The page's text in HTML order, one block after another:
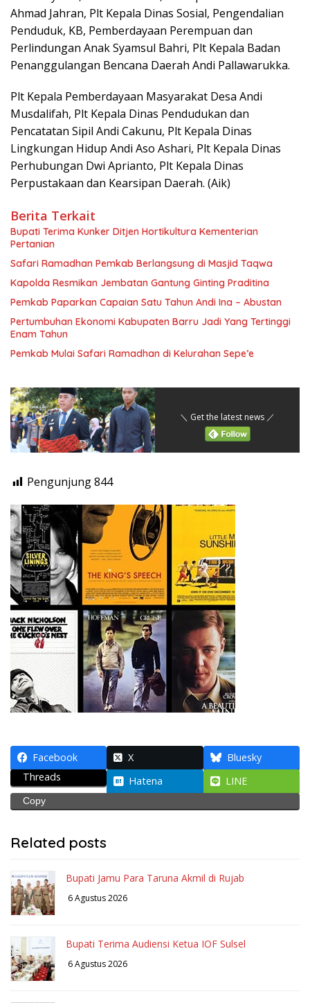
Ahmad Jahran, Plt Kepala Dinas Sosial, Pengendalian
Penduduk, KB, Pemberdayaan Perempuan dan
Perlindungan Anak Syamsul Bahri, Plt Kepala Badan
Penanggulangan Bencana Daerah Andi Pallawarukka.
Plt Kepala Pemberdayaan Masyarakat Desa Andi
Musdalifah, Plt Kepala Dinas Pendudukan dan
Pencatatan Sipil Andi Cakunu, Plt Kepala Dinas
Lingkungan Hidup Andi Aso Ashari, Plt Kepala Dinas
Perhubungan Dwi Aprianto, Plt Kepala Dinas
Perpustakaan dan Kearsipan Daerah. (Aik)
Berita Terkait
Bupati Terima Kunker Ditjen Hortikultura Kementerian
Pertanian
Safari Ramadhan Pemkab Berlangsung di Masjid Taqwa
Kapolda Resmikan Jembatan Gantung Ginting Praditina
Pemkab Paparkan Capaian Satu Tahun Andi Ina – Abustan
Pertumbuhan Ekonomi Kabupaten Barru Jadi Yang Tertinggi
Enam Tahun
Pemkab Mulai Safari Ramadhan di Kelurahan Sepe’e
＼ Get the latest news ／
Pengunjung844
Facebook X
Bluesky
Threads
Hatena LINE
Copy
Related posts
Bupati Jamu Para Taruna Akmil di Rujab
6 Agustus 2026
Bupati Terima Audiensi Ketua IOF Sulsel
6 Agustus 2026